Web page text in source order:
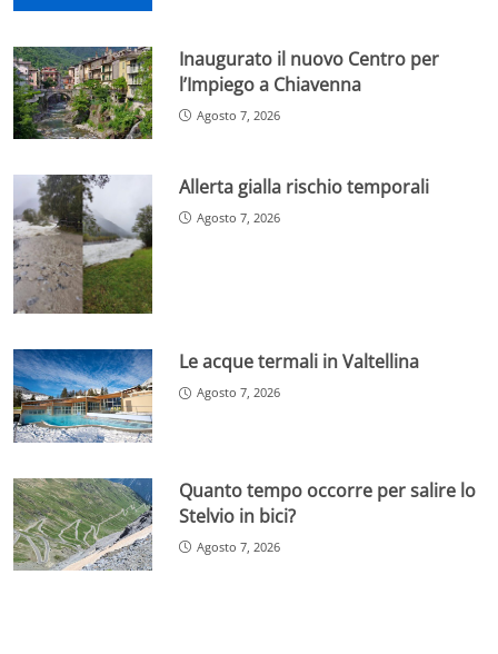
Inaugurato il nuovo Centro per
l’Impiego a Chiavenna
Agosto 7, 2026
Allerta gialla rischio temporali
Agosto 7, 2026
Le acque termali in Valtellina
Agosto 7, 2026
Quanto tempo occorre per salire lo
Stelvio in bici?
Agosto 7, 2026